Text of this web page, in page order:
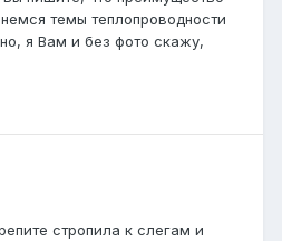
темы теплопроводности
я Вам и без фото скажу,
стропила к слегам и